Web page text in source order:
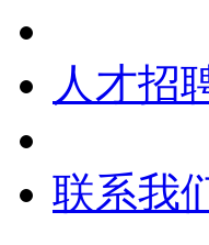
人才招
联系我